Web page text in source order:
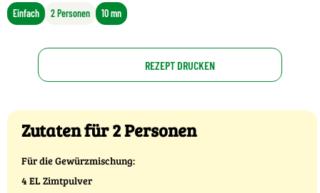
Einfach 2 Personen 10 mn
REZEPT DRUCKEN
Zutaten für 2 Personen
Für die Gewürzmischung:
4 EL Zimtpulver